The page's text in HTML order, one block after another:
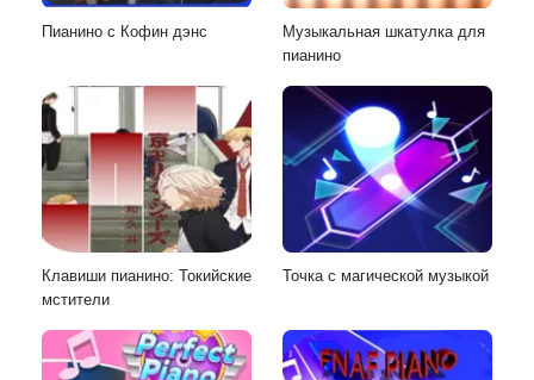
Пианино с Кофин дэнс
Музыкальная шкатулка для
пианино
Клавиши пианино: Токийские
мстители
Точка с магической музыкой